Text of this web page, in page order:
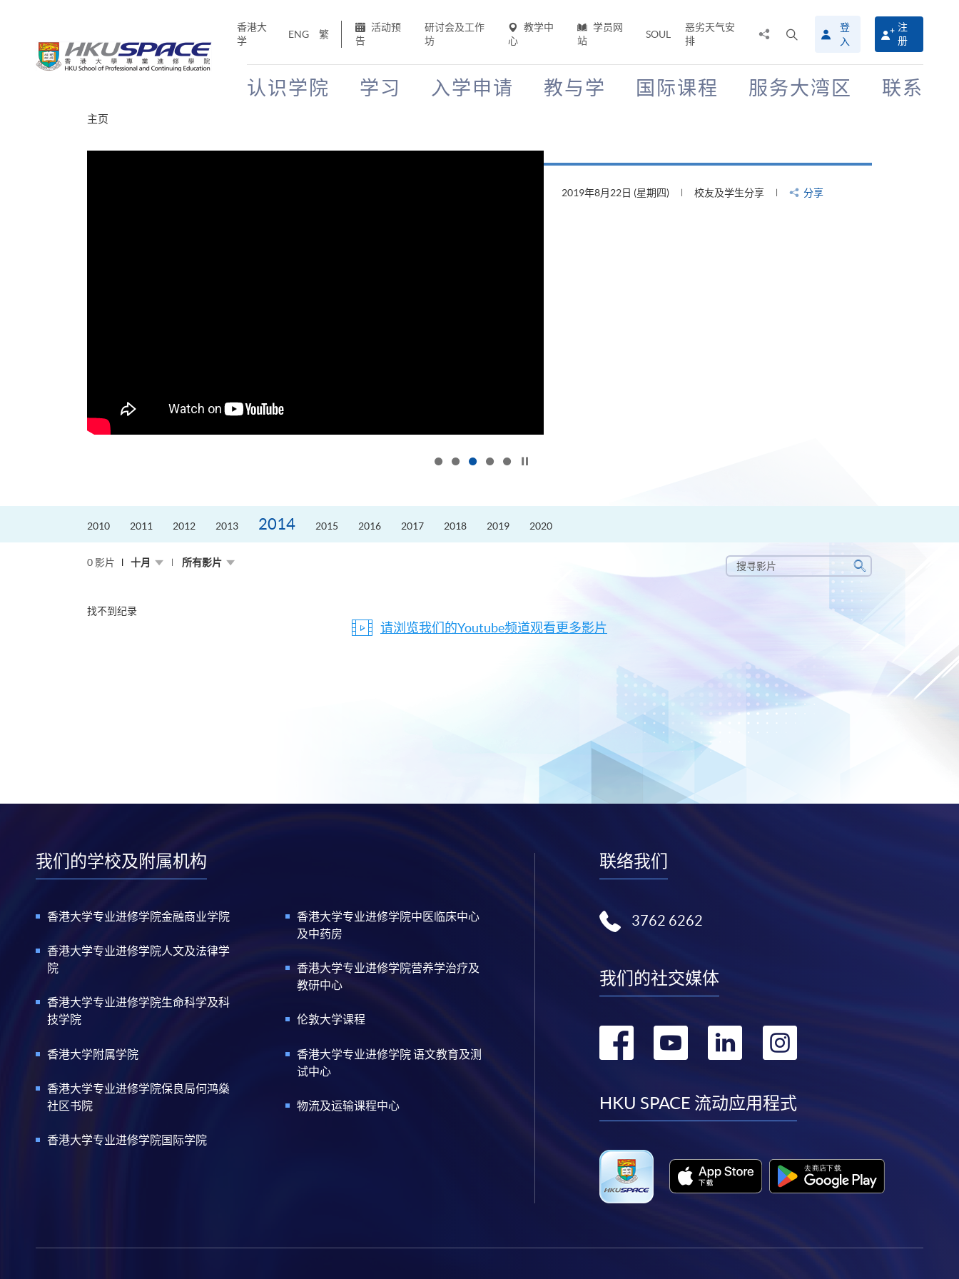
香港大
学
ENG 繁
活动预
告
研讨会及工作
坊
教学中
心
学员网
站
SOUL
恶劣天气安
排
搜
寻
介
登
入
注
册
认识学院 学习 入学申请 教与学 国际课程 服务大湾区 联系
主页
2019年8月22日 (星期四) 校友及学生分享 分享
2010 2011 2012 2013 2014 2015 2016 2017 2018 2019 2020
0 影片 十月 所有影片
搜
寻
搜
寻
找不到纪录
请浏览我们的Youtube频道观看更多影片
我们的学校及附属机构
香港大学专业进修学院金融商业学院
香港大学专业进修学院人文及法律学
院
香港大学专业进修学院生命科学及科
技学院
香港大学附属学院
香港大学专业进修学院保良局何鸿燊
社区书院
香港大学专业进修学院国际学院
香港大学专业进修学院中医临床中心
及中药房
香港大学专业进修学院营养学治疗及
教研中心
伦敦大学课程
香港大学专业进修学院 语文教育及测
试中心
物流及运输课程中心
联络我们
3762 6262
我们的社交媒体
转
facebook
转
youtube
转
linkedin
转
instagram
HKU SPACE 流动应用程式